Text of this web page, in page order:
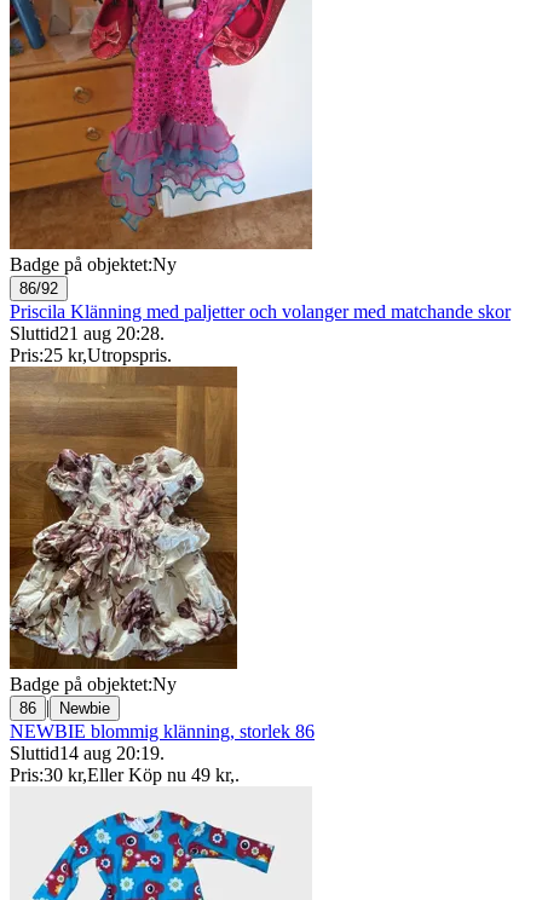
Badge på objektet:Ny
86/92
Priscila Klänning med paljetter och volanger med matchande skor
Sluttid21 aug 20:28.
Pris:25 kr,Utropspris.
Badge på objektet:Ny
86 | Newbie
NEWBIE blommig klänning, storlek 86
Sluttid14 aug 20:19.
Pris:30 kr,Eller Köp nu 49 kr,.